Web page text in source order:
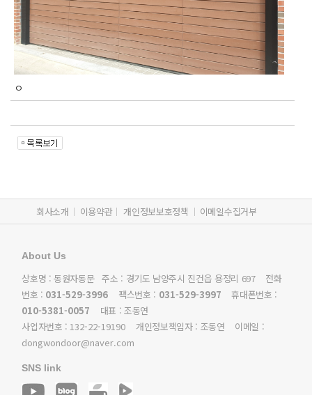
ㅇ
회사소개 이용약관 개인정보보호정책 이메일수집거부
About Us
상호명 : 동원자동문 주소 : 경기도 남양주시 진건읍 용정리 697 전화
번호 : 031-529-3996 팩스번호 : 031-529-3997 휴대폰번호 :
010-5381-0057 대표 : 조동연
사업자번호 :132-22-19190 개인정보책임자 : 조동연 이메일 :
dongwondoor@naver.com
SNS link